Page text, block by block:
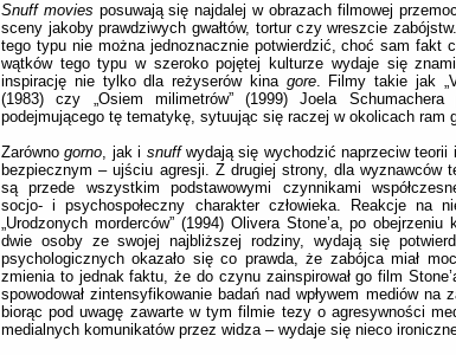
Snuff movies posuwają się najdalej w obrazach filmowej
sceny jakoby prawdziwych gwałtów, tortur czy wreszcie
tego typu nie można jednoznacznie potwierdzić, choć sam fakt
wątków tego typu w szeroko pojętej kulturze wydaje się
inspirację nie tylko dla reżyserów kina gore. Filmy takie jak
(1983) czy „Osiem milimetrów” (1999) Joela
podejmującego tę tematykę, sytuując się raczej w okolicach ram
Zarównogorno, jak i snuffwydają się wychodzić naprzeciw teorii
bezpiecznym – ujściu agresji. Z drugiej strony, dla wyznawców
są przede wszystkim podstawowymi czynnikami
socjo- i psychospołeczny charakter człowieka. Reakcje na
„Urodzonych morderców” (1994) Olivera Stone’a, po obejrzeniu
dwie osoby ze swojej najbliższej rodziny, wydają się
psychologicznych okazało się co prawda, że zabójca miał
zmienia to jednak faktu, że do czynu zainspirował go film
spowodował zintensyfikowanie badań nad wpływem mediów na
biorąc pod uwagę zawarte w tym filmie tezy o agresywności
medialnych komunikatów przez widza – wydaje się nieco